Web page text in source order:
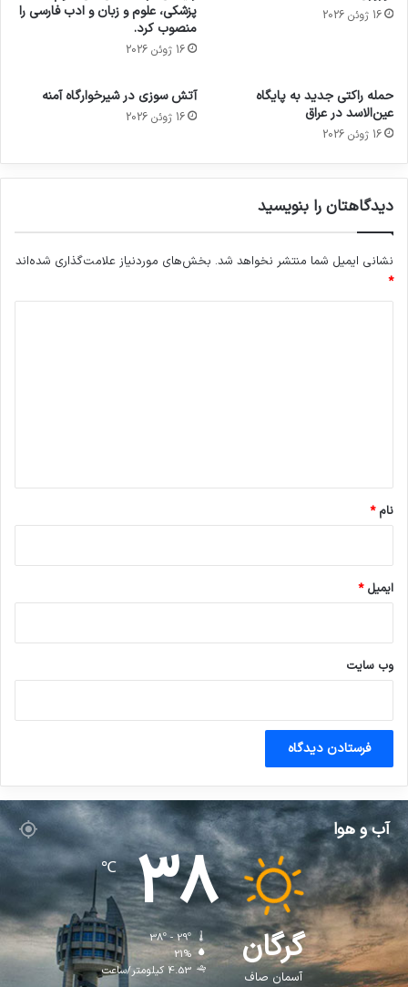
16 ژوئن 2026
پزشکی، علوم و زبان و ادب فارسی را
منصوب کرد.
16 ژوئن 2026
حمله راکتی جدید به پایگاه
عین‌الاسد در عراق
16 ژوئن 2026
آتش سوزی در شیرخوارگاه آمنه
16 ژوئن 2026
دیدگاهتان را بنویسید
نشانی ایمیل شما منتشر نخواهد شد. بخش‌های موردنیاز علامت‌گذاری شده‌اند
*
نام*
ایمیل*
وب‌ سایت
آب و هوا
گرگان
آسمان صاف
38
℃
38º - 29º
21%
4.53 کیلومتر/ساعت